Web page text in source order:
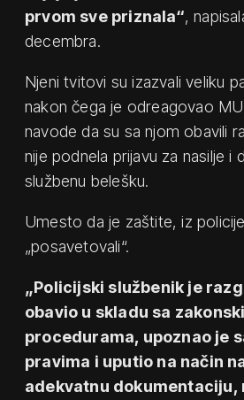
prvom sve priznala“,
decembra.
Njeni tvitovi su izazvali veliku
nakon čega je odreagovao
navode da su sa njom obavili
nije podnela prijavu za nasilje i
službenu belešku.
Umesto da je zaštite, iz
„posavetovali“.
„Policijski službenik je
obavio u skladu sa
procedurama, upoznao je
pravima i uputio na način
adekvatnu dokumentaciju,